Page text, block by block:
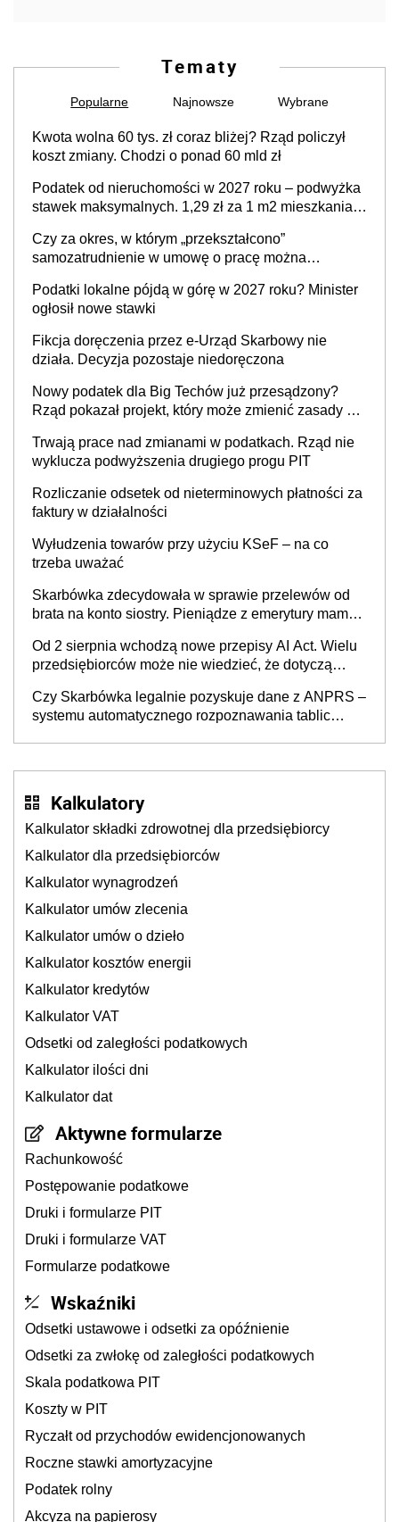
Tematy
Popularne Najnowsze Wybrane
Kwota wolna 60 tys. zł coraz bliżej? Rząd policzył
koszt zmiany. Chodzi o ponad 60 mld zł
Podatek od nieruchomości w 2027 roku – podwyżka
stawek maksymalnych. 1,29 zł za 1 m2 mieszkania,
prowadzeniem działalności gospodarczej
Czy za okres, w którym „przekształcono”
samozatrudnienie w umowę o pracę można
cywilnoprawnej jedynym racjonalnym wyjściem
Podatki lokalne pójdą w górę w 2027 roku? Minister
ogłosił nowe stawki
Fikcja doręczenia przez e-Urząd Skarbowy nie
działa. Decyzja pozostaje niedoręczona
Nowy podatek dla Big Techów już przesądzony?
Rząd pokazał projekt, który może zmienić zasady gry
Trwają prace nad zmianami w podatkach. Rząd nie
wyklucza podwyższenia drugiego progu PIT
Rozliczanie odsetek od nieterminowych płatności za
faktury w działalności
Wyłudzenia towarów przy użyciu KSeF – na co
trzeba uważać
Skarbówka zdecydowała w sprawie przelewów od
brata na konto siostry. Pieniądze z emerytury mamy
będzie
Od 2 sierpnia wchodzą nowe przepisy AI Act. Wielu
przedsiębiorców może nie wiedzieć, że dotyczą
Czy Skarbówka legalnie pozyskuje dane z ANPRS –
systemu automatycznego rozpoznawania tablic
Kalkulatory
Kalkulator składki zdrowotnej dla przedsiębiorcy
Kalkulator dla przedsiębiorców
Kalkulator wynagrodzeń
Kalkulator umów zlecenia
Kalkulator umów o dzieło
Kalkulator kosztów energii
Kalkulator kredytów
Kalkulator VAT
Odsetki od zaległości podatkowych
Kalkulator ilości dni
Kalkulator dat
Aktywne formularze
Rachunkowość
Postępowanie podatkowe
Druki i formularze PIT
Druki i formularze VAT
Formularze podatkowe
Wskaźniki
Odsetki ustawowe i odsetki za opóźnienie
Odsetki za zwłokę od zaległości podatkowych
Skala podatkowa PIT
Koszty w PIT
Ryczałt od przychodów ewidencjonowanych
Roczne stawki amortyzacyjne
Podatek rolny
Akcyza na papierosy